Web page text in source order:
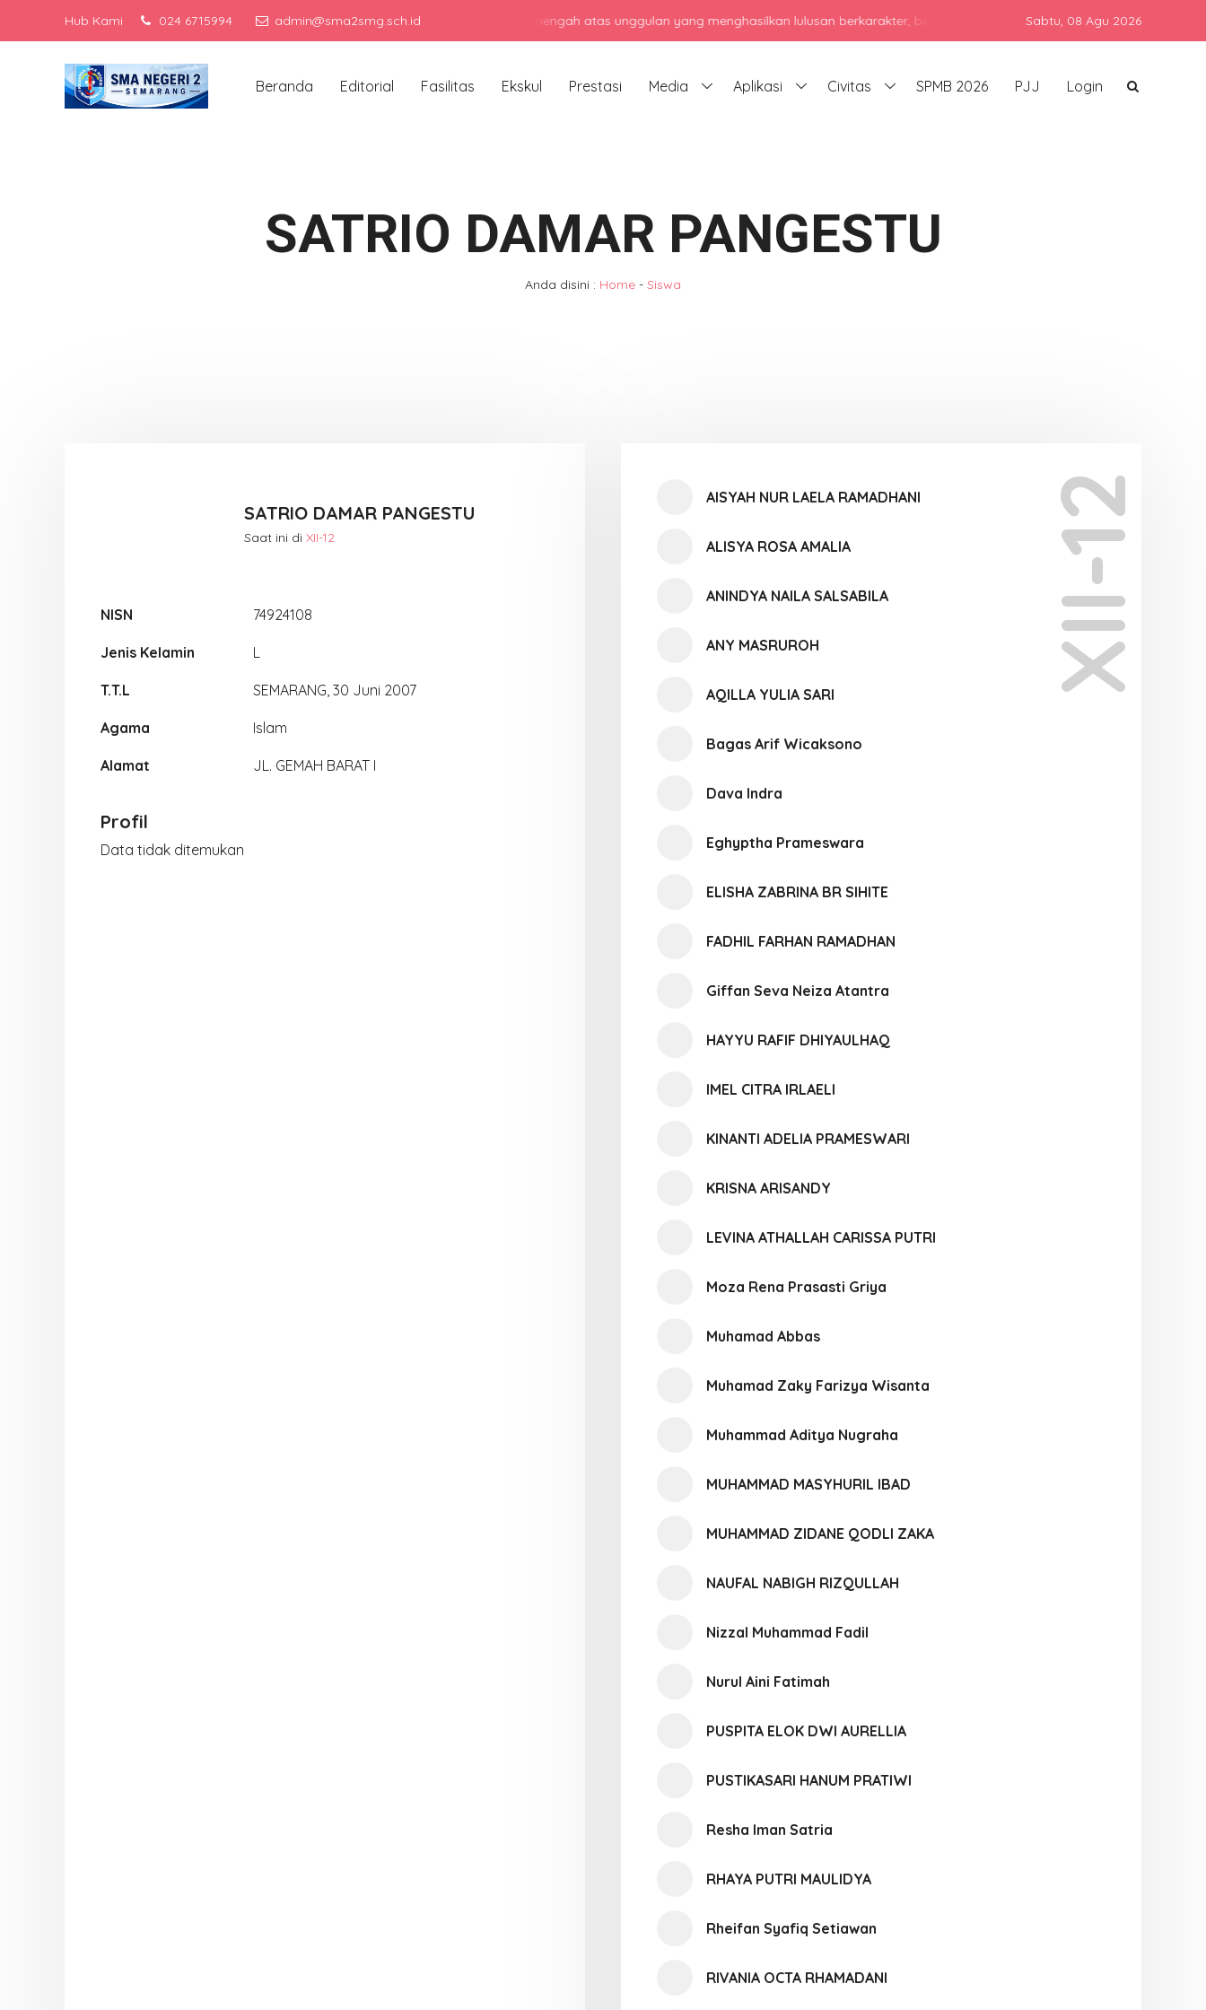
Hub Kami 024 6715994 admin@sma2smg.sch.idMenjadi sekolah menengah atas unggulan yang menghasilkan lulusan berkarakter, berprestasi, dan siap bersaing di era global dengan
Sabtu, 08 Agu 2026
Beranda Editorial Fasilitas Ekskul Prestasi Media Aplikasi Civitas SPMB 2026 PJJ Login
SATRIO DAMAR PANGESTU
Anda disini : Home - Siswa
SATRIO DAMAR PANGESTU
Saat ini di XII-12
NISN 74924108
Jenis Kelamin L
T.T.L SEMARANG, 30 Juni 2007
Agama Islam
Alamat JL. GEMAH BARAT I
Profil
Data tidak ditemukan
XII-12
AISYAH NUR LAELA RAMADHANI
ALISYA ROSA AMALIA
ANINDYA NAILA SALSABILA
ANY MASRUROH
AQILLA YULIA SARI
Bagas Arif Wicaksono
Dava Indra
Eghyptha Prameswara
ELISHA ZABRINA BR SIHITE
FADHIL FARHAN RAMADHAN
Giffan Seva Neiza Atantra
HAYYU RAFIF DHIYAULHAQ
IMEL CITRA IRLAELI
KINANTI ADELIA PRAMESWARI
KRISNA ARISANDY
LEVINA ATHALLAH CARISSA PUTRI
Moza Rena Prasasti Griya
Muhamad Abbas
Muhamad Zaky Farizya Wisanta
Muhammad Aditya Nugraha
MUHAMMAD MASYHURIL IBAD
MUHAMMAD ZIDANE QODLI ZAKA
NAUFAL NABIGH RIZQULLAH
Nizzal Muhammad Fadil
Nurul Aini Fatimah
PUSPITA ELOK DWI AURELLIA
PUSTIKASARI HANUM PRATIWI
Resha Iman Satria
RHAYA PUTRI MAULIDYA
Rheifan Syafiq Setiawan
RIVANIA OCTA RHAMADANI